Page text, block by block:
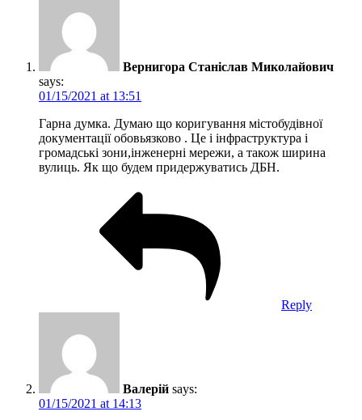
Вернигора Станіслав Миколайович
says:
01/15/2021 at 13:51
Гарна думка. Думаю що коригування містобудівної
документації обовьязково . Це і інфраструктура і
громадські зони,інженерні мережи, а також ширина
вулиць. Як що будем придержуватись ДБН.
Reply
Валерій says:
01/15/2021 at 14:13